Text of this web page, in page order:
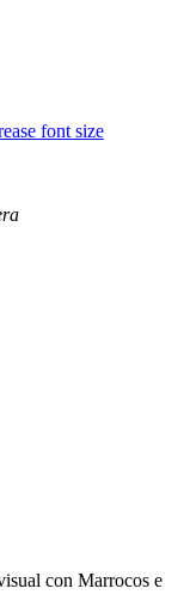
font size
con Marrocos e